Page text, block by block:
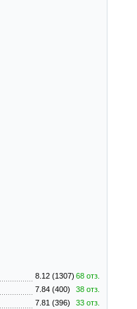
8.12 (1307) 68 отз.
7.84 (400)
38 отз.
7.81 (396)
33 отз.